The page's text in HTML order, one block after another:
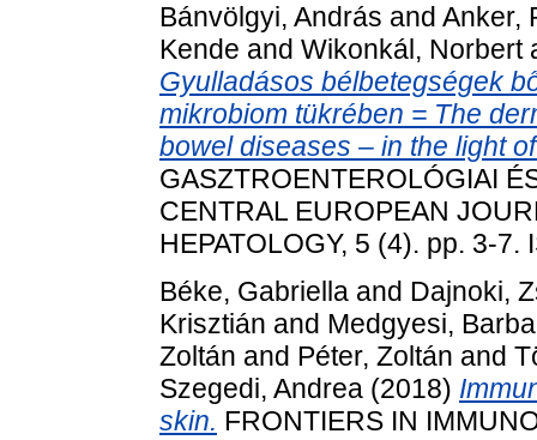
Bánvölgyi, András and Anker,
Kende and Wikonkál, Norbert
Gyulladásos bélbetegségek
mikrobiom tükrében = The
bowel diseases – in the light
GASZTROENTEROLÓGIAI
CENTRAL EUROPEAN
HEPATOLOGY, 5 (4). pp. 3-7.
Béke, Gabriella and Dajnoki,
Krisztián and Medgyesi,
Zoltán and Péter, Zoltán and
Szegedi, Andrea (2018)
skin. FRONTIERS IN